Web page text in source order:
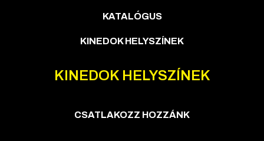
KATALÓGUS
KINEDOK HELYSZÍNEK
KINEDOK HELYSZÍNEK
CSATLAKOZZ HOZZÁNK